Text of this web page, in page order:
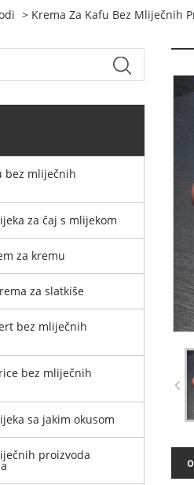
> Krema Za Kafu Bez Mliječnih
bez mliječnih
za čaj s mlijekom
​​za kremu
za slatkiše
bez mliječnih
bez mliječnih
sa jakim okusom
proizvoda